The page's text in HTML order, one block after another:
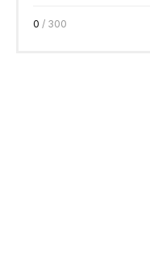
0 / 300